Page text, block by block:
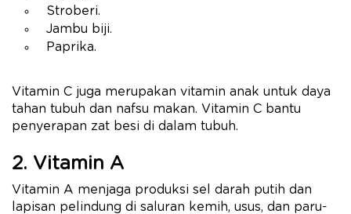
Stroberi.
Jambu biji.
Paprika.
Vitamin C juga merupakan vitamin anak untuk daya
tahan tubuh dan nafsu makan. Vitamin C bantu
penyerapan zat besi di dalam tubuh.
2. Vitamin A
Vitamin A menjaga produksi sel darah putih dan
lapisan pelindung di saluran kemih, usus, dan paru-